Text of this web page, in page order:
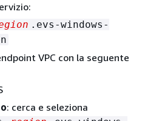
.evs-windows-
VPC con la seguente
: cerca e seleziona